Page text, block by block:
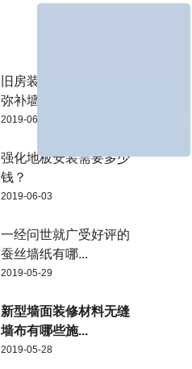
旧房装修这样做，可以
弥补墙壁缺陷
2019-06-04
强化地板安装需要多少
钱？
2019-06-03
一经问世就广受好评的
蚕丝墙纸有哪...
2019-05-29
新型墙面装修材料无缝
墙布有哪些施...
2019-05-28